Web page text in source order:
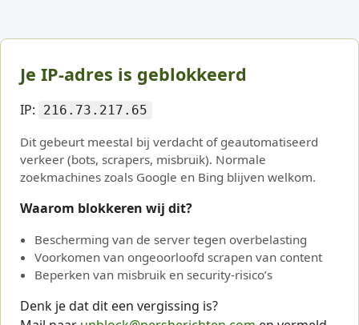
Je IP-adres is geblokkeerd
IP: 216.73.217.65
Dit gebeurt meestal bij verdacht of geautomatiseerd
verkeer (bots, scrapers, misbruik). Normale
zoekmachines zoals Google en Bing blijven welkom.
Waarom blokkeren wij dit?
Bescherming van de server tegen overbelasting
Voorkomen van ongeoorloofd scrapen van content
Beperken van misbruik en security-risico’s
Denk je dat dit een vergissing is?